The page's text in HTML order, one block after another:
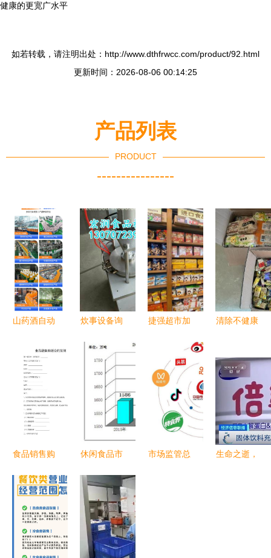
健康的更宽广水平
如若转载，请注明出处：http://www.dthfrwcc.com/product/92.html
更新时间：2026-08-06 00:14:25
产品列表
PRODUCT
----------------
山药酒自动
绍 中意隆
山药酒生产
设备工艺成
熟助力酒类
经营
炊事设备询
何选择可靠
厂家与供应
商（以诸城
市宏润食品
机械厂为
例）
捷强超市加
营费用详解
清除不健康
广州佛山过
期食品问题
食品销售购
（酒类经
营）
休闲食品市
2020年行
业发展前
景、趋势及
与烟草制品
市场监管总
生命之逝，